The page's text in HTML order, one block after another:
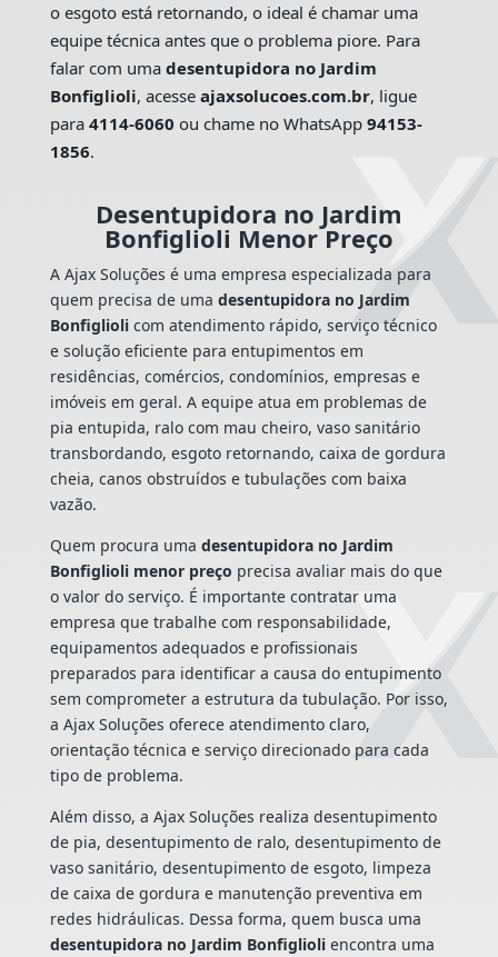
o esgoto está retornando, o ideal é chamar uma
equipe técnica antes que o problema piore. Para
falar com uma desentupidora no Jardim
Bonfiglioli, acesse ajaxsolucoes.com.br, ligue
para 4114-6060 ou chame no WhatsApp 94153-
1856.
Desentupidora no Jardim
Bonfiglioli Menor Preço
A Ajax Soluções é uma empresa especializada para
quem precisa de uma desentupidora no Jardim
Bonfigliolicom atendimento rápido, serviço técnico
e solução eficiente para entupimentos em
residências, comércios, condomínios, empresas e
imóveis em geral. A equipe atua em problemas de
pia entupida, ralo com mau cheiro, vaso sanitário
transbordando, esgoto retornando, caixa de gordura
cheia, canos obstruídos e tubulações com baixa
vazão.
Quem procura uma desentupidora no Jardim
Bonfiglioli menor preço precisa avaliar mais do que
o valor do serviço. É importante contratar uma
empresa que trabalhe com responsabilidade,
equipamentos adequados e profissionais
preparados para identificar a causa do entupimento
sem comprometer a estrutura da tubulação. Por isso,
a Ajax Soluções oferece atendimento claro,
orientação técnica e serviço direcionado para cada
tipo de problema.
Além disso, a Ajax Soluções realiza desentupimento
de pia, desentupimento de ralo, desentupimento de
vaso sanitário, desentupimento de esgoto, limpeza
de caixa de gordura e manutenção preventiva em
redes hidráulicas. Dessa forma, quem busca uma
desentupidora no Jardim Bonfiglioliencontra uma